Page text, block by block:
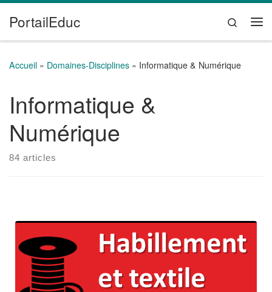
Passer au contenu
PortailEduc
Search
Accueil » Domaines-Disciplines » Informatique & Numérique
Informatique &
Numérique
84 articles